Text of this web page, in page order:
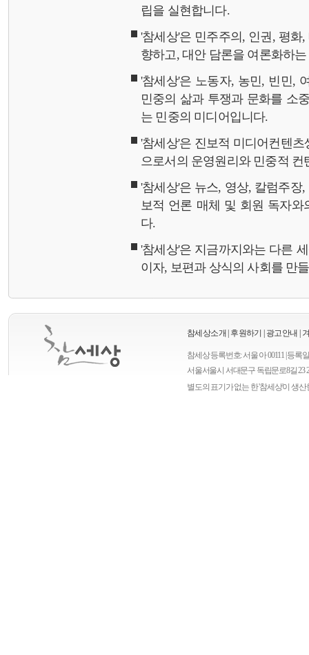
립을 실현합니다.
'참세상'은 민주주의, 인권, 평
향하고, 대안 담론을 여론화하
'참세상'은 노동자, 농민, 빈민,
민중의 삶과 투쟁과 문화를 소
는 민중의 미디어입니다.
'참세상'은 진보적 미디어컨텐
으로서의 운영원리와 민중적
'참세상'은 뉴스, 영상, 칼럼주
보적 언론 매체 및 회원 독자와
다.
'참세상'은 지금까지와는 다른
이자, 보편과 상식의 사회를 만
참세상소개 후원하기 광고안내
참세상 등록번호: 서울 아 00111 | 등록
서울서울시 서대문구 독립문로8길 23
별도의 표기가 없는 한 '참세상'이 생